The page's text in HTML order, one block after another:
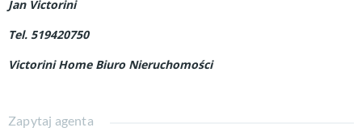
Jan Victorini
Tel. 519420750
Victorini Home Biuro Nieruchomości
Zapytaj agenta